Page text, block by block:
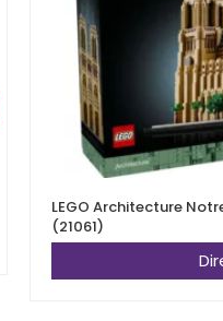
LEGO Architecture
(21061)